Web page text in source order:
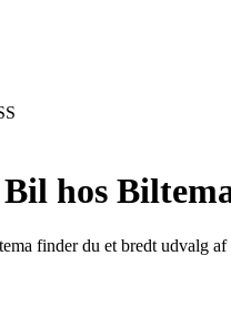
hos
finder du et bredt udvalg